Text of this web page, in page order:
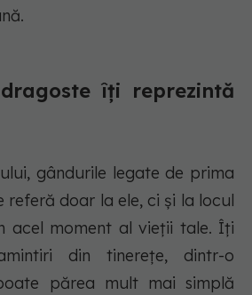
îți reprezintă
gândurile legate de prima
referă doar la ele, ci și la locul
acel moment al vieții tale. Îți
din tinerețe, dintr-o
părea mult mai simplă